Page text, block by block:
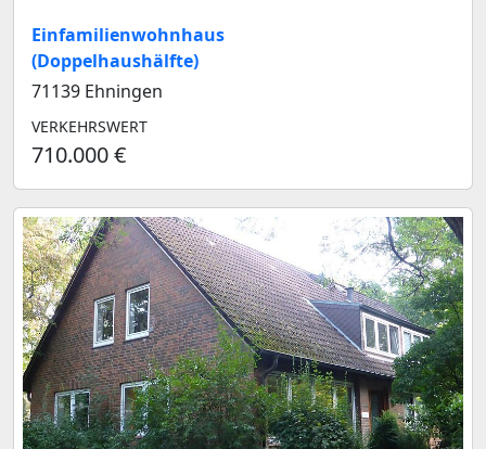
Einfamilienwohnhaus
(Doppelhaushälfte)
71139 Ehningen
VERKEHRSWERT
710.000 €